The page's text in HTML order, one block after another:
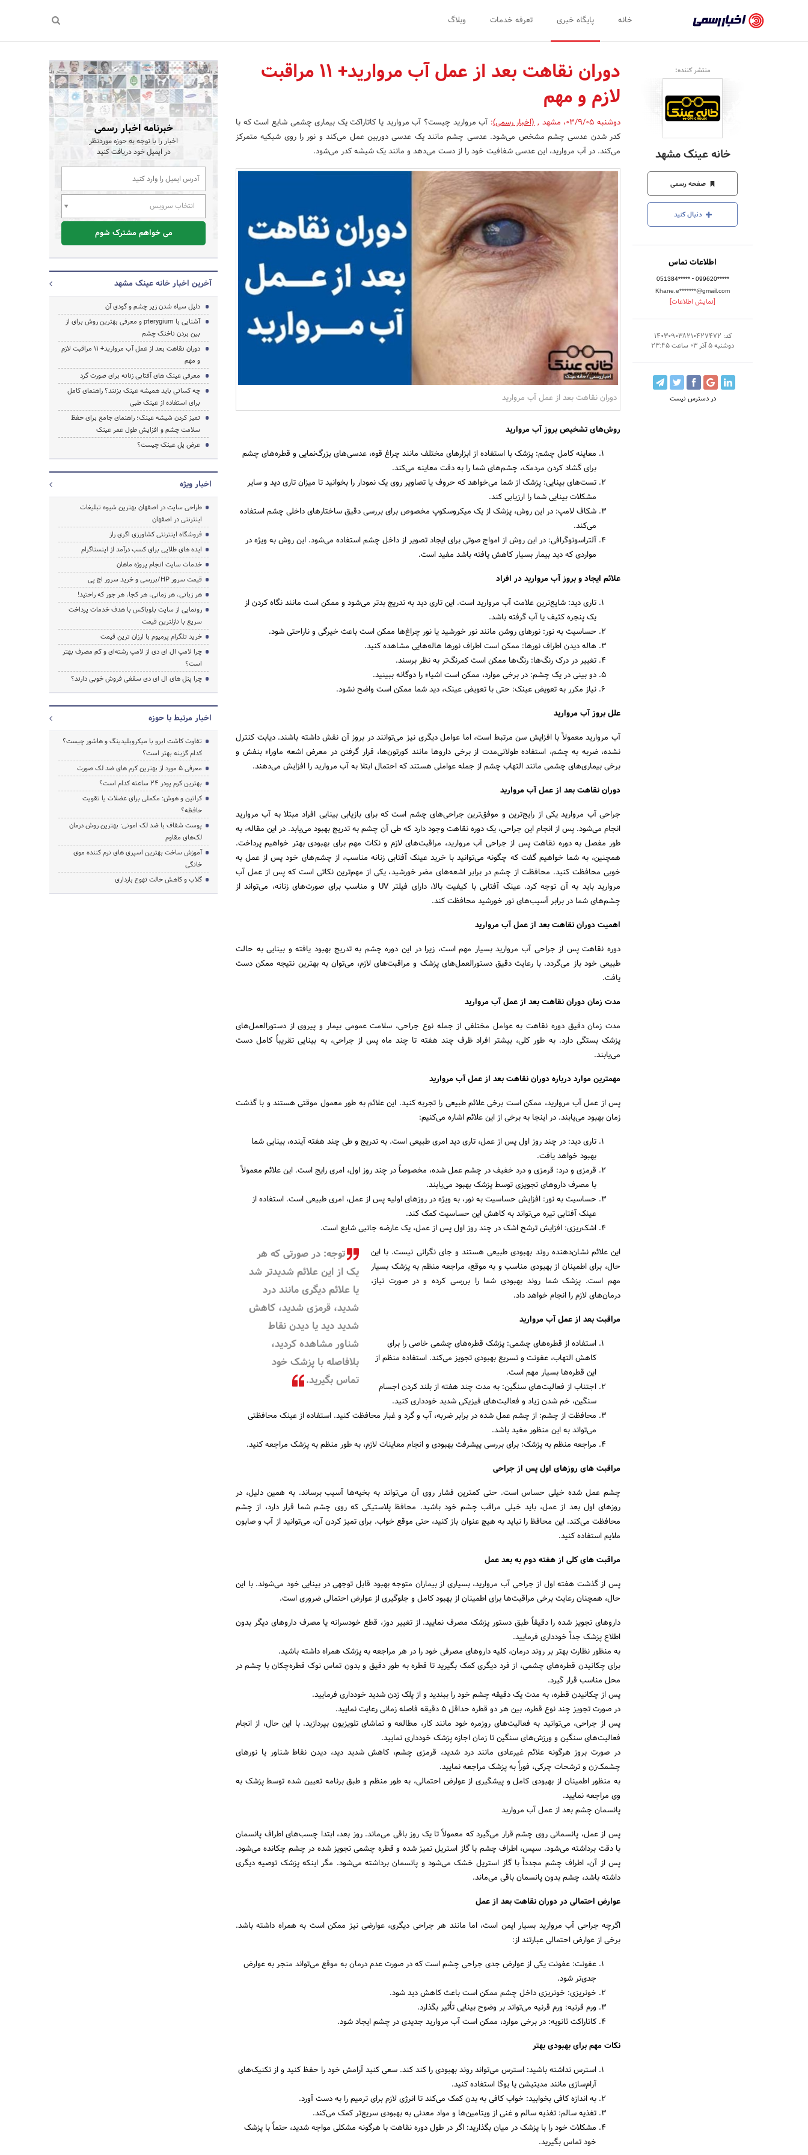
رسمی
-
اخبار
تایید
شده
شرکت‌ها،
سازمان‌ها
و
روابط
عمومی‌ها
خانه پایگاه خبری تعرفه خدمات وبلاگ
منتشر کننده:
خانه عینک مشهد
صفحه رسمی
دنبال کنید
اطلاعات تماس
051384***** - 099620*****
Khane.e*******@gmail.com
[نمایش اطلاعات]
کد: 140309038210427472
دوشنبه 5 آذر 03 ساعت 23:45
در دسترس نیست
دوران نقاهت بعد از عمل آب مروارید+ 11 مراقبت
لازم و مهم
دوشنبه 03/9/05 ، مشهد ,(اخبار رسمی): آب مروارید چیست؟ آب مروارید یا کاتاراکت یک بیماری چشمی شایع است که با
کدر شدن عدسی چشم مشخص می‌شود. عدسی چشم مانند یک عدسی دوربین عمل می‌کند و نور را روی شبکیه متمرکز
می‌کند. در آب مروارید، این عدسی شفافیت خود را از دست می‌دهد و مانند یک شیشه کدر می‌شود.
دوران نقاهت بعد از عمل آب مروارید
روش‌های تشخیص بروز آب مروارید
معاینه کامل چشم: پزشک با استفاده از ابزارهای مختلف مانند چراغ قوه، عدسی‌های بزرگ‌نمایی و قطره‌های چشم
برای گشاد کردن مردمک، چشم‌های شما را به دقت معاینه می‌کند.
تست‌های بینایی: پزشک از شما می‌خواهد که حروف یا تصاویر روی یک نمودار را بخوانید تا میزان تاری دید و سایر
مشکلات بینایی شما را ارزیابی کند.
شکاف لامپ: در این روش، پزشک از یک میکروسکوپ مخصوص برای بررسی دقیق ساختارهای داخلی چشم استفاده
می‌کند.
آلتراسونوگرافی: در این روش از امواج صوتی برای ایجاد تصویر از داخل چشم استفاده می‌شود. این روش به ویژه در
مواردی که دید بیمار بسیار کاهش یافته باشد مفید است.
علائم ایجاد و بروز آب مروارید در افراد
تاری دید: شایع‌ترین علامت آب مروارید است. این تاری دید به تدریج بدتر می‌شود و ممکن است مانند نگاه کردن از
یک پنجره کثیف یا آب گرفته باشد.
حساسیت به نور: نورهای روشن مانند نور خورشید یا نور چراغ‌ها ممکن است باعث خیرگی و ناراحتی شود.
هاله دیدن اطراف نورها: ممکن است اطراف نورها هاله‌هایی مشاهده کنید.
تغییر در درک رنگ‌ها: رنگ‌ها ممکن است کمرنگ‌تر به نظر برسند.
دو بینی در یک چشم: در برخی موارد، ممکن است اشیاء را دوگانه ببینید.
نیاز مکرر به تعویض عینک: حتی با تعویض عینک، دید شما ممکن است واضح نشود.
علل بروز آب مروارید
آب مروارید معمولاً با افزایش سن مرتبط است، اما عوامل دیگری نیز می‌توانند در بروز آن نقش داشته باشند. دیابت کنترل
نشده، ضربه به چشم، استفاده طولانی‌مدت از برخی داروها مانند کورتون‌ها، قرار گرفتن در معرض اشعه ماوراء بنفش و
برخی بیماری‌های چشمی مانند التهاب چشم از جمله عواملی هستند که احتمال ابتلا به آب مروارید را افزایش می‌دهند.
دوران نقاهت بعد از عمل آب مروارید
جراحی آب مروارید یکی از رایج‌ترین و موفق‌ترین جراحی‌های چشم است که برای بازیابی بینایی افراد مبتلا به آب مروارید
انجام می‌شود. پس از انجام این جراحی، یک دوره نقاهت وجود دارد که طی آن چشم به تدریج بهبود می‌یابد. در این مقاله، به
طور مفصل به دوره نقاهت پس از جراحی آب مروارید، مراقبت‌های لازم و نکات مهم برای بهبودی بهتر خواهیم پرداخت.
همچنین، به شما خواهیم گفت که چگونه می‌توانید با خرید عینک آفتابی زنانه مناسب، از چشم‌های خود پس از عمل به
خوبی محافظت کنید. محافظت از چشم در برابر اشعه‌های مضر خورشید، یکی از مهم‌ترین نکاتی است که پس از عمل آب
مروارید باید به آن توجه کرد. عینک آفتابی با کیفیت بالا، دارای فیلتر UV و مناسب برای صورت‌های زنانه، می‌تواند از
چشم‌های شما در برابر آسیب‌های نور خورشید محافظت کند.
اهمیت دوران نقاهت بعد از عمل آب مروارید
دوره نقاهت پس از جراحی آب مروارید بسیار مهم است، زیرا در این دوره چشم به تدریج بهبود یافته و بینایی به حالت
طبیعی خود باز می‌گردد. با رعایت دقیق دستورالعمل‌های پزشک و مراقبت‌های لازم، می‌توان به بهترین نتیجه ممکن دست
یافت.
مدت زمان دوران نقاهت بعد از عمل آب مروارید
مدت زمان دقیق دوره نقاهت به عوامل مختلفی از جمله نوع جراحی، سلامت عمومی بیمار و پیروی از دستورالعمل‌های
پزشک بستگی دارد. به طور کلی، بیشتر افراد ظرف چند هفته تا چند ماه پس از جراحی، به بینایی تقریباً کامل دست
می‌یابند.
مهمترین موارد درباره دوران نقاهت بعد از عمل آب مروارید
پس از عمل آب مروارید، ممکن است برخی علائم طبیعی را تجربه کنید. این علائم به طور معمول موقتی هستند و با گذشت
زمان بهبود می‌یابند. در اینجا به برخی از این علائم اشاره می‌کنیم:
تاری دید: در چند روز اول پس از عمل، تاری دید امری طبیعی است. به تدریج و طی چند هفته آینده، بینایی شما
بهبود خواهد یافت.
قرمزی و درد: قرمزی و درد خفیف در چشم عمل شده، مخصوصاً در چند روز اول، امری رایج است. این علائم معمولاً
با مصرف داروهای تجویزی توسط پزشک بهبود می‌یابند.
حساسیت به نور: افزایش حساسیت به نور، به ویژه در روزهای اولیه پس از عمل، امری طبیعی است. استفاده از
عینک آفتابی تیره می‌تواند به کاهش این حساسیت کمک کند.
اشک‌ریزی: افزایش ترشح اشک در چند روز اول پس از عمل، یک عارضه جانبی شایع است.
توجه: در صورتی که هر
یک از این علائم شدیدتر شد
یا علائم دیگری مانند درد
شدید، قرمزی شدید، کاهش
شدید دید یا دیدن نقاط
شناور مشاهده کردید،
بلافاصله با پزشک خود
تماس بگیرید.
این علائم نشان‌دهنده روند بهبودی طبیعی هستند و جای نگرانی نیست. با این
حال، برای اطمینان از بهبودی مناسب و به موقع، مراجعه منظم به پزشک بسیار
مهم است. پزشک شما روند بهبودی شما را بررسی کرده و در صورت نیاز،
درمان‌های لازم را انجام خواهد داد.
مراقبت بعد از عمل آب مروارید
استفاده از قطره‌های چشمی: پزشک قطره‌های چشمی خاصی را برای
کاهش التهاب، عفونت و تسریع بهبودی تجویز می‌کند. استفاده منظم از
این قطره‌ها بسیار مهم است.
اجتناب از فعالیت‌های سنگین: به مدت چند هفته از بلند کردن اجسام
سنگین، خم شدن زیاد و فعالیت‌های فیزیکی شدید خودداری کنید.
محافظت از چشم: از چشم عمل شده در برابر ضربه، آب و گرد و غبار محافظت کنید. استفاده از عینک محافظتی
می‌تواند به این منظور مفید باشد.
مراجعه منظم به پزشک: برای بررسی پیشرفت بهبودی و انجام معاینات لازم، به طور منظم به پزشک مراجعه کنید.
مراقبت های روزهای اول پس از جراحی
چشم عمل شده خیلی حساس است. حتی کمترین فشار روی آن می‌تواند به بخیه‌ها آسیب برساند. به همین دلیل، در
روزهای اول بعد از عمل، باید خیلی مراقب چشم خود باشید. محافظ پلاستیکی که روی چشم شما قرار دارد، از چشم
محافظت می‌کند. این محافظ را نباید به هیچ عنوان باز کنید، حتی موقع خواب. برای تمیز کردن آن، می‌توانید از آب و صابون
ملایم استفاده کنید.
مراقبت های کلی از هفته دوم به بعد عمل
پس از گذشت هفته اول از جراحی آب مروارید، بسیاری از بیماران متوجه بهبود قابل توجهی در بینایی خود می‌شوند. با این
حال، همچنان رعایت برخی مراقبت‌ها برای اطمینان از بهبود کامل و جلوگیری از عوارض احتمالی ضروری است.
داروهای تجویز شده را دقیقاً طبق دستور پزشک مصرف نمایید. از تغییر دوز، قطع خودسرانه یا مصرف داروهای دیگر بدون
اطلاع پزشک جداً خودداری فرمایید.
به منظور نظارت بهتر بر روند درمان، کلیه داروهای مصرفی خود را در هر مراجعه به پزشک همراه داشته باشید.
برای چکانیدن قطره‌های چشمی، از فرد دیگری کمک بگیرید تا قطره به طور دقیق و بدون تماس نوک قطره‌چکان با چشم در
محل مناسب قرار گیرد.
پس از چکانیدن قطره، به مدت یک دقیقه چشم خود را ببندید و از پلک زدن شدید خودداری فرمایید.
در صورت تجویز چند نوع قطره، بین هر دو قطره حداقل 5 دقیقه فاصله زمانی رعایت نمایید.
پس از جراحی، می‌توانید به فعالیت‌های روزمره خود مانند کار، مطالعه و تماشای تلویزیون بپردازید. با این حال، از انجام
فعالیت‌های سنگین و ورزش‌های سنگین تا زمان اجازه پزشک خودداری نمایید.
در صورت بروز هرگونه علائم غیرعادی مانند درد شدید، قرمزی چشم، کاهش شدید دید، دیدن نقاط شناور یا نورهای
چشمک‌زن و ترشحات چرکی، فوراً به پزشک مراجعه نمایید.
به منظور اطمینان از بهبودی کامل و پیشگیری از عوارض احتمالی، به طور منظم و طبق برنامه تعیین شده توسط پزشک به
وی مراجعه نمایید.
پانسمان چشم بعد از عمل آب مروارید
پس از عمل، پانسمانی روی چشم قرار می‌گیرد که معمولاً تا یک روز باقی می‌ماند. روز بعد، ابتدا چسب‌های اطراف پانسمان
با دقت برداشته می‌شود. سپس، اطراف چشم با گاز استریل تمیز شده و قطره چشمی تجویز شده در چشم چکانده می‌شود.
پس از آن، اطراف چشم مجدداً با گاز استریل خشک می‌شود و پانسمان برداشته می‌شود. مگر اینکه پزشک توصیه دیگری
داشته باشد، چشم بدون پانسمان باقی می‌ماند.
عوارض احتمالی در دوران نقاهت بعد از عمل
اگرچه جراحی آب مروارید بسیار ایمن است، اما مانند هر جراحی دیگری، عوارضی نیز ممکن است به همراه داشته باشد.
برخی از عوارض احتمالی عبارتند از:
عفونت: عفونت یکی از عوارض جدی جراحی چشم است که در صورت عدم درمان به موقع می‌تواند منجر به عوارض
جدی‌تر شود.
خونریزی: خونریزی داخل چشم ممکن است باعث کاهش دید شود.
ورم قرنیه: ورم قرنیه می‌تواند بر وضوح بینایی تأثیر بگذارد.
کاتاراکت ثانویه: در برخی موارد، ممکن است آب مروارید جدیدی در چشم ایجاد شود.
نکات مهم برای بهبودی بهتر
استرس نداشته باشید: استرس می‌تواند روند بهبودی را کند کند. سعی کنید آرامش خود را حفظ کنید و از تکنیک‌های
آرام‌سازی مانند مدیتیشن یا یوگا استفاده کنید.
به اندازه کافی بخوابید: خواب کافی به بدن کمک می‌کند تا انرژی لازم برای ترمیم را به دست آورد.
تغذیه سالم: تغذیه سالم و غنی از ویتامین‌ها و مواد معدنی به بهبودی سریع‌تر کمک می‌کند.
مشکلات خود را با پزشک در میان بگذارید: اگر در طول دوره نقاهت با هرگونه مشکلی مواجه شدید، حتماً با پزشک
خود تماس بگیرید.
خبرنامه اخبار رسمی
اخبار را با توجه به حوزه موردنظر
در ایمیل خود دریافت کنید
انتخاب سرویس
می خواهم مشترک شوم
آخرین اخبار خانه عینک مشهد
دلیل سیاه شدن زیر چشم و گودی آن
آشنایی با pterygium و معرفی بهترین روش برای از
بین بردن ناخنک چشم
دوران نقاهت بعد از عمل آب مروارید+ 11 مراقبت لازم
و مهم
معرفی عینک های آفتابی زنانه برای صورت گرد
چه کسانی باید همیشه عینک بزنند؟ راهنمای کامل
برای استفاده از عینک طبی
تمیز کردن شیشه عینک؛ راهنمای جامع برای حفظ
سلامت چشم و افزایش طول عمر عینک
عرض پل عینک چیست؟
اخبار ویژه
طراحی سایت در اصفهان بهترین شیوه تبلیغات
اینترنتی در اصفهان
فروشگاه اینترنتی کشاورزی اگری راز
ایده های طلایی برای کسب درآمد از اینستاگرام
خدمات سایت انجام پروژه ماهان
قیمت سرور HP/بررسی و خرید سرور اچ پی
هر زبانی، هر زمانی، هر کجا، هر جور که راحتید!
رونمایی از سایت بلوباکس با هدف خدمات پرداخت
سریع با نازلترین قیمت
خرید تلگرام پرمیوم با ارزان ترین قیمت
چرا لامپ ال ای دی از لامپ رشته‌ای و کم مصرف بهتر
است؟
چرا پنل های ال ای دی سقفی فروش خوبی دارند؟
اخبار مرتبط با حوزه
تفاوت کاشت ابرو با میکروبلیدینگ و هاشور چیست؟
کدام گزینه بهتر است؟
معرفی 5 مورد از بهترین کرم های ضد لک صورت
بهترین کرم پودر 24 ساعته کدام است؟
کراتین و هوش: مکملی برای عضلات یا تقویت
حافظه؟
پوست شفاف با ضد لک امونی: بهترین روش درمان
لک‌های مقاوم
آموزش ساخت بهترین اسپری های نرم‌ کننده موی
خانگی
گلاب و کاهش حالت تهوع بارداری